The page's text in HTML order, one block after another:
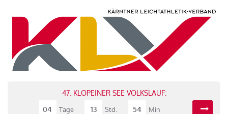
47. KLOPEINER SEE VOLKSLAUF:
04
Tage 13 Std. 54 Min